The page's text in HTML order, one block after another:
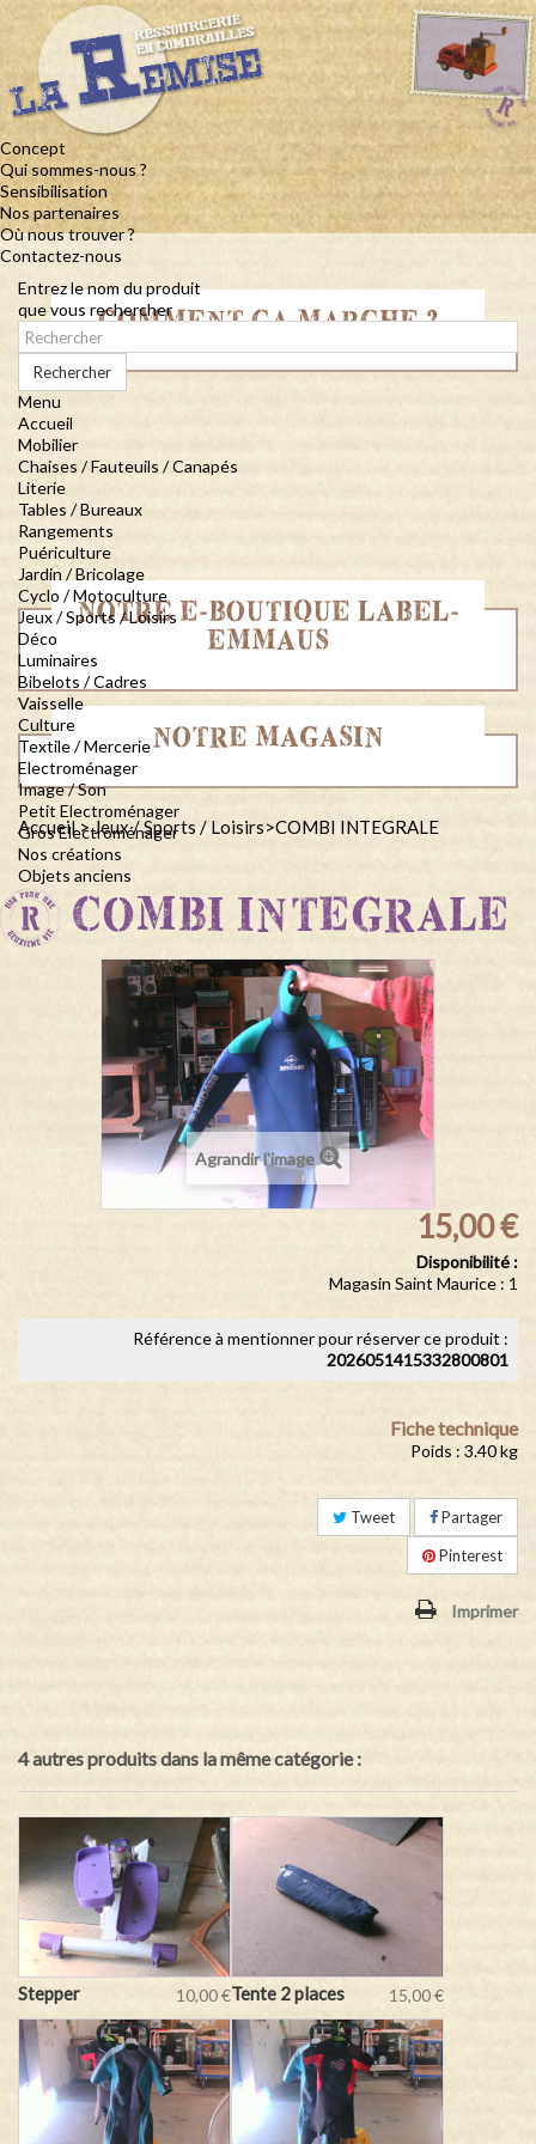
Concept
Qui sommes-nous ?
Sensibilisation
Nos partenaires
Où nous trouver ?
Contactez-nous
Entrez le nom du produit
que vous rechercher
Rechercher
Menu
Accueil
Mobilier
Chaises / Fauteuils / Canapés
Literie
Tables / Bureaux
Rangements
Puériculture
Jardin / Bricolage
Cyclo / Motoculture
Jeux / Sports / Loisirs
Déco
Luminaires
Bibelots / Cadres
Vaisselle
Culture
Textile / Mercerie
Electroménager
Image / Son
Petit Electroménager
Gros Electroménager
Nos créations
Objets anciens
COMMENT ÇA MARCHE ?
NOTRE E-BOUTIQUE LABEL-
EMMAUS
NOTRE MAGASIN
Accueil>Jeux / Sports / Loisirs>COMBI INTEGRALE
COMBI INTEGRALE
Agrandir l'image
15,00 €
Disponibilité :
Magasin Saint Maurice : 1
Référence à mentionner pour réserver ce produit :
2026051415332800801
Fiche technique
Poids : 3.40 kg
Tweet
Partager
Pinterest
Imprimer
4 autres produits dans la même catégorie :
Stepper 10,00 €Tente 2 places 15,00 €